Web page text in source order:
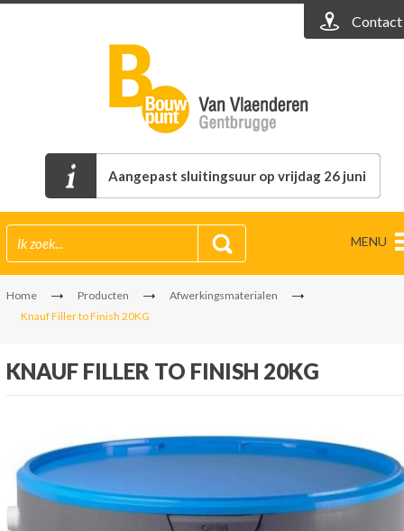
Contact
Aangepast sluitingsuur op vrijdag 26 juni
MENU
Home Producten
Afwerkingsmaterialen
Knauf Filler to Finish 20KG
KNAUF FILLER TO FINISH 20KG